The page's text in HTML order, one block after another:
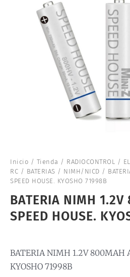
Inicio / Tienda / RADIOCONTROL /
RC / BATERIAS / NIMH/NICD /
SPEED HOUSE. KYOSHO 71998B
BATERIA NIMH
SPEED HOUSE.
BATERIA NIMH 1.2V 800MAH
KYOSHO 71998B